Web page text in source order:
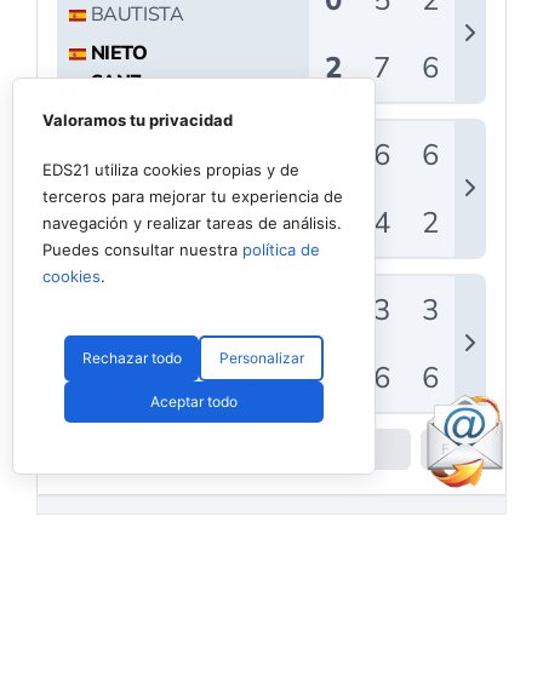
Valoramos tu privacidad
EDS21 utiliza cookies propias y de
terceros para mejorar tu experiencia de
navegación y realizar tareas de análisis.
Puedes consultar nuestra política de
cookies.
Rechazar todo Personalizar
Aceptar todo